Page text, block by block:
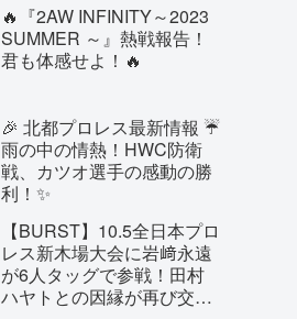
🔥『2AW INFINITY～2023
SUMMER ～』熱戦報告！
君も体感せよ！🔥
🎉 北都プロレス最新情報 ☔
雨の中の情熱！HWC防衛
戦、カツオ選手の感動の勝
利！✨
【BURST】10.5全日本プロ
レス新木場大会に岩﨑永遠
が6人タッグで参戦！田村
ハヤトとの因縁が再び交